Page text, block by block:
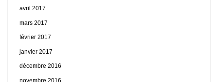
avril 2017
mars 2017
février 2017
janvier 2017
décembre 2016
novembre 2016